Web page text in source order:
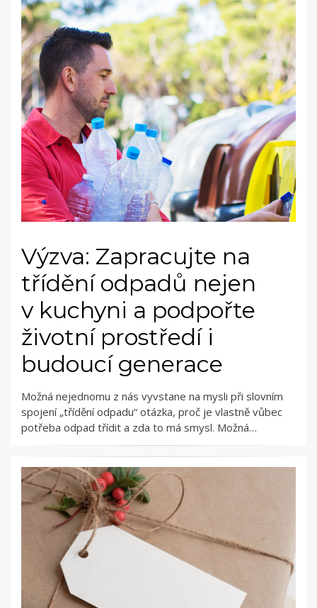
Výzva: Zapracujte na
třídění odpadů nejen
v kuchyni a podpořte
životní prostředí i
budoucí generace
Možná nejednomu z nás vyvstane na mysli při slovním
spojení „třídění odpadu“ otázka, proč je vlastně vůbec
potřeba odpad třídit a zda to má smysl. Možná…